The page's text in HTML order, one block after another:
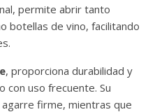
permite abrir tanto
botellas de vino, facilitando
, proporciona durabilidad y
con uso frecuente. Su
firme, mientras que